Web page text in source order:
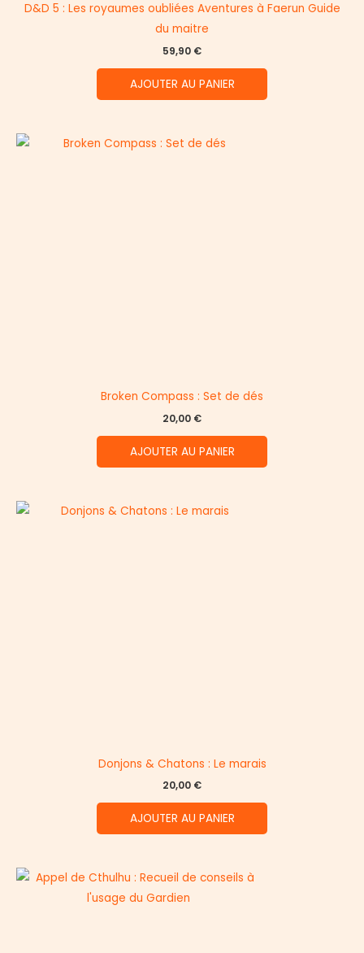
D&D 5 : Les royaumes oubliées Aventures à Faerun Guide
du maitre
59,90 €
AJOUTER AU PANIER
Broken Compass : Set de dés
20,00 €
AJOUTER AU PANIER
Donjons & Chatons : Le marais
20,00 €
AJOUTER AU PANIER